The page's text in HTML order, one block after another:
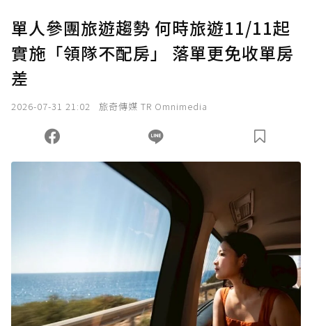
確認送出
您當前剩餘 U 利點數：0點；前往 購買點數
單人參團旅遊趨勢 何時旅遊11/11起
實施「領隊不配房」 落單更免收單房
差
2026-07-31 21:02 旅奇傳媒 TR Omnimedia